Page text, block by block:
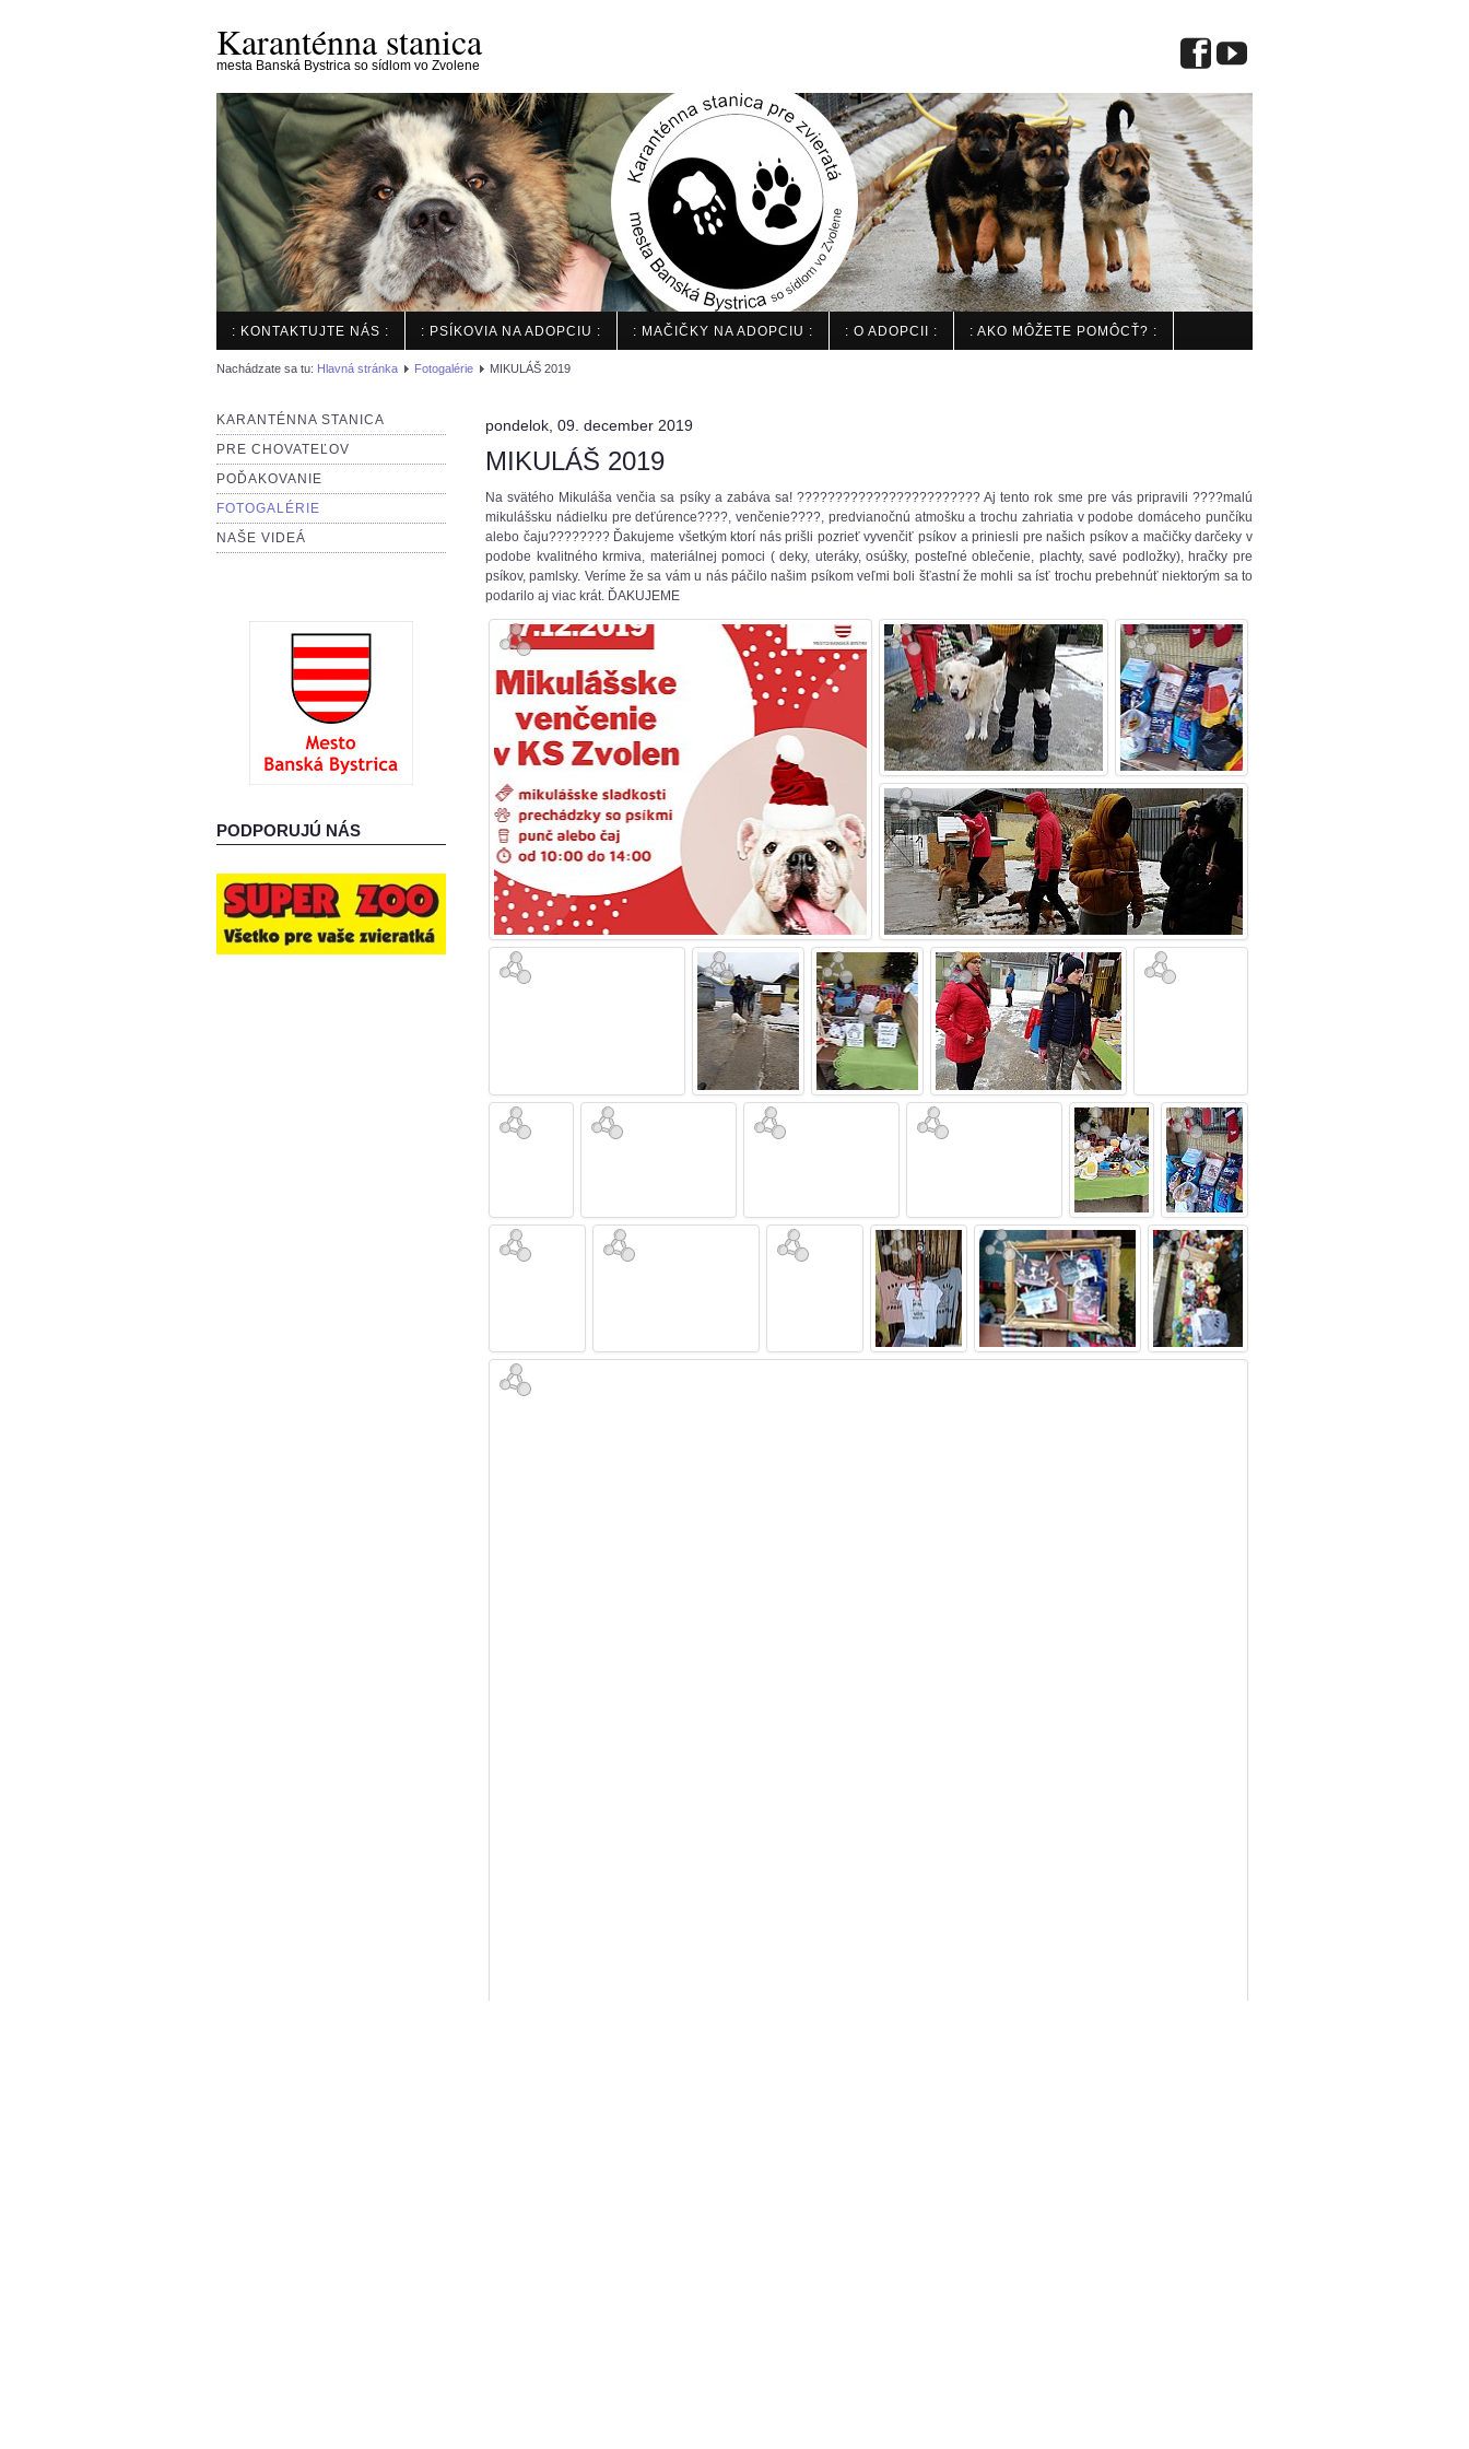
Karanténna stanica
mesta Banská Bystrica so sídlom vo Zvolene
: KONTAKTUJTE NÁS : : PSÍKOVIA NA ADOPCIU : : MAČIČKY NA ADOPCIU : : O ADOPCII : : AKO MÔŽETE POMÔCŤ? :
Nachádzate sa tu: Hlavná stránka Fotogalérie MIKULÁŠ 2019
KARANTÉNNA STANICA
PRE CHOVATEĽOV
POĎAKOVANIE
FOTOGALÉRIE
NAŠE VIDEÁ
PODPORUJÚ NÁS
pondelok, 09. december 2019
MIKULÁŠ 2019
Na svätého Mikuláša venčia sa psíky a zabáva sa! ???????????????????????? Aj tento rok sme pre vás pripravili ????malú
mikulášsku nádielku pre deťúrence????, venčenie????, predvianočnú atmošku a trochu zahriatia v podobe domáceho punčíku
alebo čaju???????? Ďakujeme všetkým ktorí nás prišli pozrieť vyvenčiť psíkov a priniesli pre našich psíkov a mačičky darčeky v
podobe kvalitného krmiva, materiálnej pomoci ( deky, uteráky, osúšky, posteľné oblečenie, plachty, savé podložky), hračky pre
psíkov, pamlsky. Veríme že sa vám u nás páčilo našim psíkom veľmi boli šťastní že mohli sa ísť trochu prebehnúť niektorým sa to
podarilo aj viac krát. ĎAKUJEME